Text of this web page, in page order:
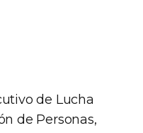
de Lucha
de Personas,